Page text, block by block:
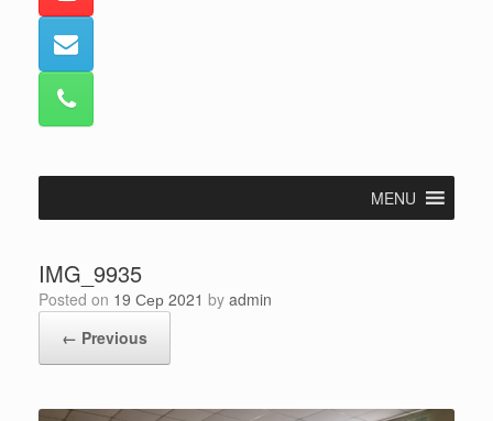
MENU
IMG_9935
Posted on 19 Сер 2021 by admin
← Previous